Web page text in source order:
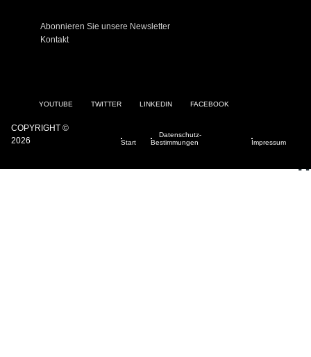
Abonnieren Sie unsere Newsletter
Kontakt
COPYRIGHT ©
2026
Start
Datenschutz-
Bestimmungen
Impressum
TWITTER
YOUTUBE FACEBOOK
LINKEDIN